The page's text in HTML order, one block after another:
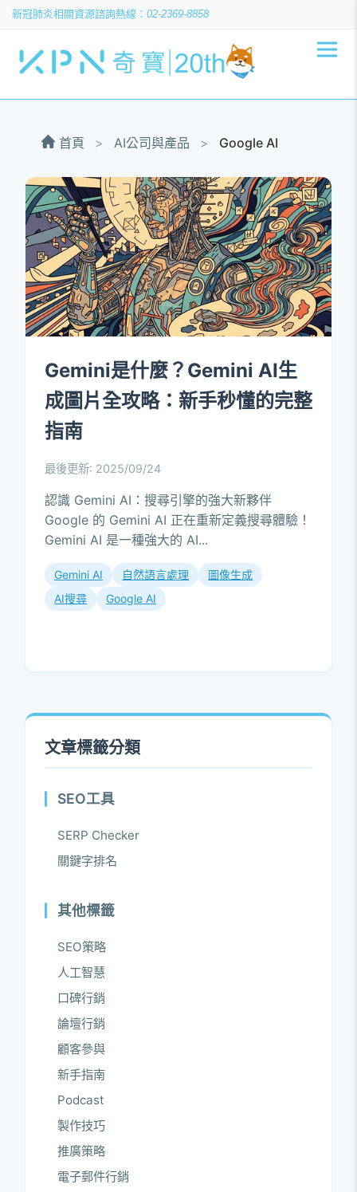
新冠肺炎相關資源 02-2369-8858
首頁 > AI公司與產品 > Google AI
Gemini是什麼？Gemini AI生
成圖片全攻略：新手秒懂的完整
指南
最後更新: 2025/09/24
認識 Gemini AI：搜尋引擎的強大新夥伴
Google 的 Gemini AI 正在重新定義搜尋體驗！
Gemini AI 是一種強大的 AI...
Gemini AI 自然語言處理
圖像生成
AI搜尋
Google AI
文章標籤分類
SEO工具
SERP Checker
關鍵字排名
其他標籤
SEO策略
人工智慧
口碑行銷
論壇行銷
顧客參與
新手指南
Podcast
製作技巧
推廣策略
電子郵件行銷